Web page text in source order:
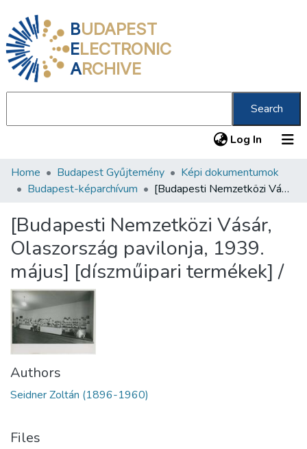
BUDAPEST
ELECTRONIC
ARCHIVE
Search
Log In (current)
Communities & Collections
Statistics
About us
Home Budapest Gyűjtemény
Képi dokumentumok
Budapest-képarchívum
[Budapesti Nemzetközi Vásár, Olaszország pavilonja, 1939. május] [díszműipari termékek] /
[Budapesti Nemzetközi Vásár,
Olaszország pavilonja, 1939.
május] [díszműipari termékek] /
Authors
Seidner Zoltán (1896-1960)
Files